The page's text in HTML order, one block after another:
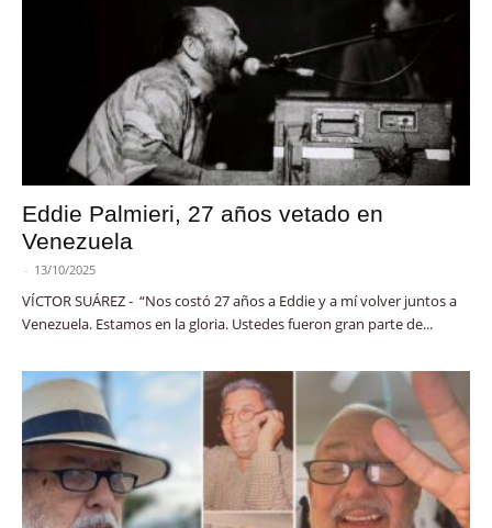
Eddie Palmieri, 27 años vetado en
Venezuela
- 13/10/2025
VÍCTOR SUÁREZ - “Nos costó 27 años a Eddie y a mí volver juntos a
Venezuela. Estamos en la gloria. Ustedes fueron gran parte de...